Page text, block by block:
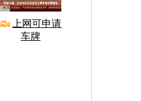
上网可申请
车牌